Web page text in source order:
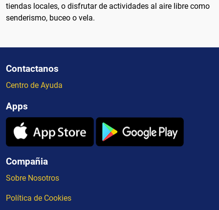
tiendas locales, o disfrutar de actividades al aire libre como
senderismo, buceo o vela.
Contactanos
Centro de Ayuda
Apps
Compañia
Sobre Nosotros
Política de Cookies